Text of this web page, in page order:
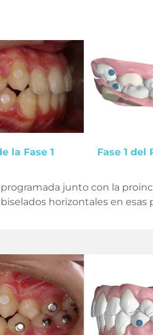
la Fase 1 Fase 1 del
junto con la
horizontales en esas